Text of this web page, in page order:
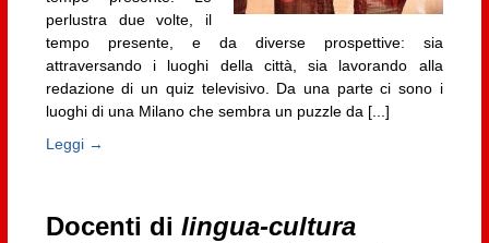
perlustra due volte, il
tempo presente, e da diverse prospettive: sia
attraversando i luoghi della città, sia lavorando alla
redazione di un quiz televisivo. Da una parte ci sono i
luoghi di una Milano che sembra un puzzle da [...]
Leggi →
Docenti di lingua-cultura